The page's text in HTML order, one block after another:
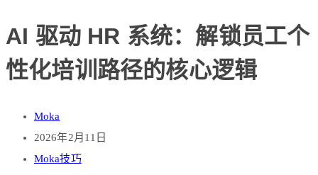
AI 驱动 HR 系统：解锁员工个
性化培训路径的核心逻辑
Moka
2026年2月11日
Moka技巧